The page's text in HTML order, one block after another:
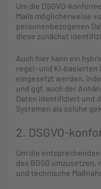
Um die DSGVO-
Mails möglicherweise
personenbezogenen
diese zunächst
Auch hier kann ein
regel- und KI-
eingesetzt werden,
und ggf. auch der
Daten identifiziert und
Systemen als solche
2. DSGVO-
Um die entsprechenden
des BDSG
und technische